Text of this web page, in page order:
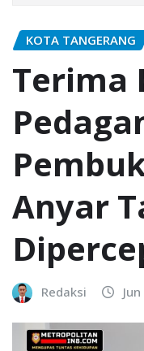
KOTA TANGERANG
Terima
Anyar
Redaksi